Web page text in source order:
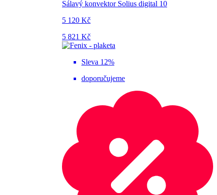
Sálavý konvektor Solius digital 10
5 120 Kč
5 821 Kč
Sleva 12%
doporučujeme